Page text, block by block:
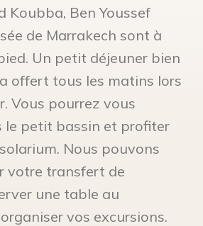
Koubba, Ben Youssef
de Marrakech sont à
Un petit déjeuner bien
offert tous les matins lors
Vous pourrez vous
le petit bassin et profiter
Nous pouvons
votre transfert de
une table au
vos excursions.